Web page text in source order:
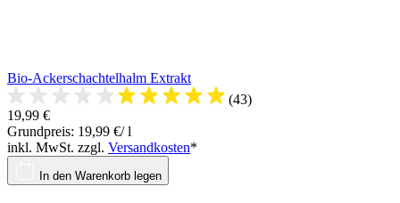
Bio-Ackerschachtelhalm Extrakt
(43)
19,99 €
Grundpreis: 19,99 €/ l
inkl. MwSt. zzgl. Versandkosten*
In den Warenkorb legen